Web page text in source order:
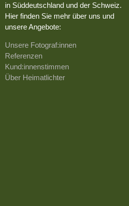
in Süddeutschland und der Schweiz.
Hier finden Sie mehr über uns und
unsere Angebote:
Unsere Fotograf:innen
Referenzen
Kund:innenstimmen
Über Heimatlichter